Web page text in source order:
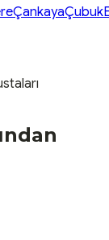
ÇankayaÇubuk